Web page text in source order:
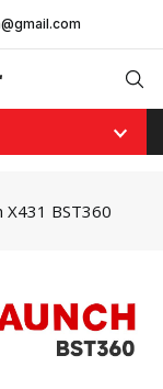
X431 BST360